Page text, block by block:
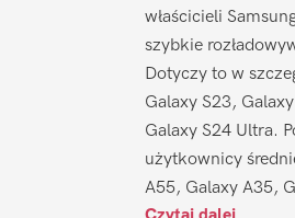
właścicieli
szybkie
Dotyczy to w
Galaxy S23,
Galaxy S24 Ultra.
użytkownicy
A55, Galaxy A35,
Czytaj dalej